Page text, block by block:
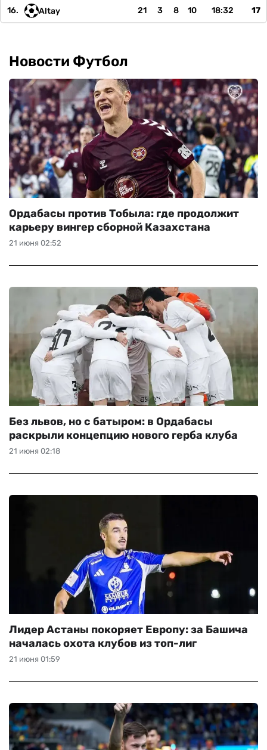
16. Altay 21 3 8 10 18:32 17
Новости Футбол
21 июня 02:52
Ордабасы против Тобыла: где продолжит
карьеру вингер сборной Казахстана
21 июня 02:18
Без львов, но с батыром: в Ордабасы
раскрыли концепцию нового герба клуба
21 июня 01:59
Лидер Астаны покоряет Европу: за Башича
началась охота клубов из топ-лиг